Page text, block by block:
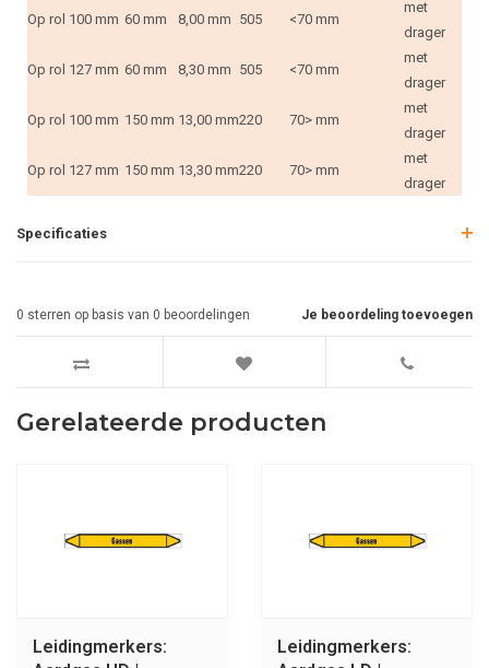
Op rol 100 mm 60 mm 8,00 mm 505 <70 mm
met
drager
Op rol 127 mm 60 mm 8,30 mm 505 <70 mm
met
drager
Op rol 100 mm 150 mm 13,00 mm220 70> mm
met
drager
Op rol 127 mm 150 mm 13,30 mm220 70> mm
met
drager
Specificaties
Je beoordeling toevoegen
0 sterren op basis van 0 beoordelingen
Gerelateerde producten
Leidingmerkers:
Leidingmerkers: